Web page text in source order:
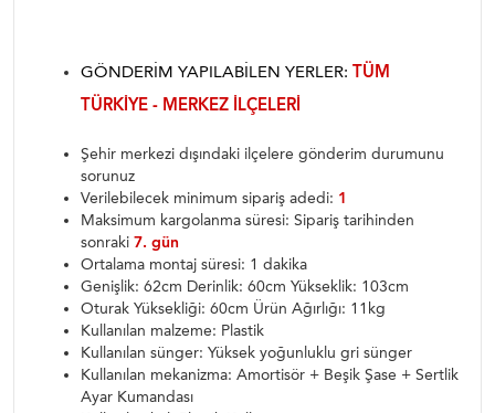
GÖNDERIM YAPILABILEN YERLER: TÜM
TÜRKIYE - MERKEZ ILÇELERI
Şehir merkezi dışındaki ilçelere gönderim durumunu
sorunuz
Verilebilecek minimum sipariş adedi: 1
Maksimum kargolanma süresi: Sipariş tarihinden
sonraki 7. gün
Ortalama montaj süresi: 1 dakika
Genişlik: 62cm Derinlik: 60cm Yükseklik: 103cm
Oturak Yüksekliği: 60cm Ürün Ağırlığı: 11kg
Kullanılan malzeme: Plastik
Kullanılan sünger: Yüksek yoğunluklu gri sünger
Kullanılan mekanizma: Amortisör + Beşik Şase + Sertlik
Ayar Kumandası